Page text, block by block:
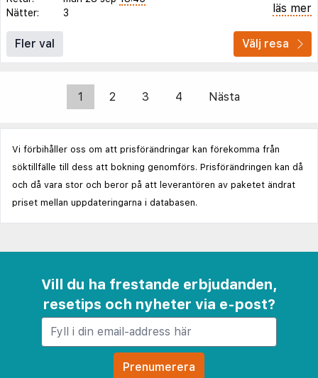
Nätter:
3 läs mer
Fler val Välj resa
1 2 3 4 Nästa
Vi förbihåller oss om att prisförändringar kan förekomma från
söktillfälle till dess att bokning genomförs. Prisförändringen kan då
och då vara stor och beror på att leverantören av paketet ändrat
priset mellan uppdateringarna i databasen.
Vill du ha frestande erbjudanden,
resetips och nyheter via e-post?